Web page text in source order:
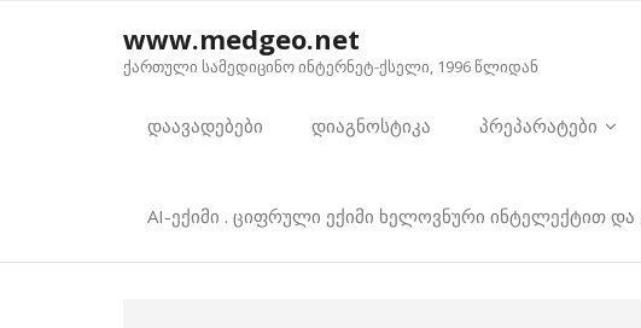
www.medgeo.net
ქართული სამედიცინო ინტერნეტ-ქსელი, 1996 წლიდან
დაავადებები დიაგნოსტიკა პრეპარატები
AI-ექიმი . ციფრული ექიმი ხელოვნური ინტელექტით